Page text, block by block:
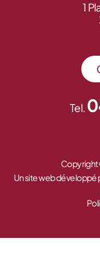
1
Tel.
Copyright
Un site web développé